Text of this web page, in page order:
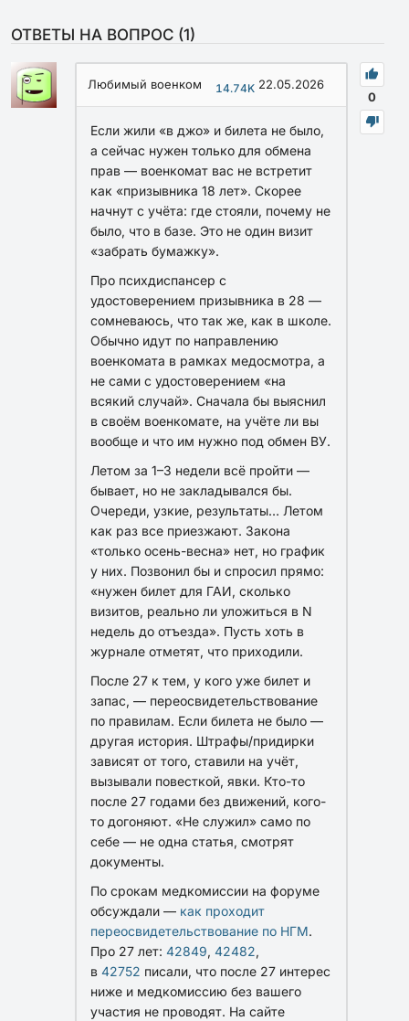
ОТВЕТЫ НА ВОПРОС (1)
0
Любимый военком 14.74K 22.05.2026
Если жили «в джо» и билета не было,
а сейчас нужен только для обмена
прав — военкомат вас не встретит
как «призывника 18 лет». Скорее
начнут с учёта: где стояли, почему не
было, что в базе. Это не один визит
«забрать бумажку».
Про психдиспансер с
удостоверением призывника в 28 —
сомневаюсь, что так же, как в школе.
Обычно идут по направлению
военкомата в рамках медосмотра, а
не сами с удостоверением «на
всякий случай». Сначала бы выяснил
в своём военкомате, на учёте ли вы
вообще и что им нужно под обмен ВУ.
Летом за 1–3 недели всё пройти —
бывает, но не закладывался бы.
Очереди, узкие, результаты… Летом
как раз все приезжают. Закона
«только осень-весна» нет, но график
у них. Позвонил бы и спросил прямо:
«нужен билет для ГАИ, сколько
визитов, реально ли уложиться в N
недель до отъезда». Пусть хоть в
журнале отметят, что приходили.
После 27 к тем, у кого уже билет и
запас, — переосвидетельствование
по правилам. Если билета не было —
другая история. Штрафы/придирки
зависят от того, ставили на учёт,
вызывали повесткой, явки. Кто-то
после 27 годами без движений, кого-
то догоняют. «Не служил» само по
себе — не одна статья, смотрят
документы.
По срокам медкомиссии на форуме
обсуждали — как проходит
переосвидетельствование по НГМ.
Про 27 лет: 42849, 42482,
в 42752 писали, что после 27 интерес
ниже и медкомиссию без вашего
участия не проводят. На сайте